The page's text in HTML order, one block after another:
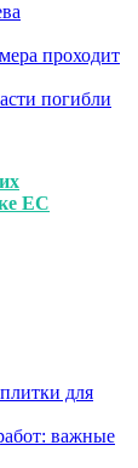
проходит
погибли
ЕС
для
важные